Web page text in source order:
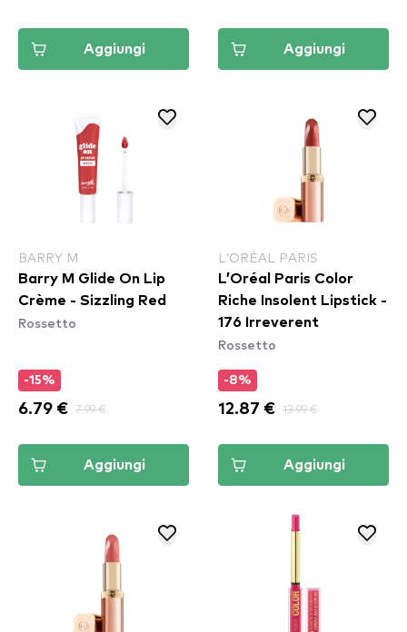
Aggiungi Aggiungi
BARRY M
Barry M Glide On Lip
Crème - Sizzling Red
Rossetto
-15%
6.79 € 7.99 €
Aggiungi
L’ORÉAL PARIS
L’Oréal Paris Color
Riche Insolent Lipstick -
176 Irreverent
Rossetto
-8%
12.87 € 13.99 €
Aggiungi